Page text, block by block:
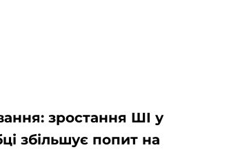
зростання ШІ у
збільшує попит на